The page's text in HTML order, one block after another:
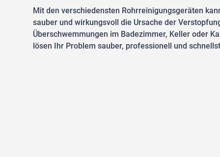
Mit den verschiedensten Rohrreinigungsgeräten
sauber und wirkungsvoll die Ursache der
Überschwemmungen im Badezimmer, Keller oder
lösen Ihr Problem sauber, professionell und